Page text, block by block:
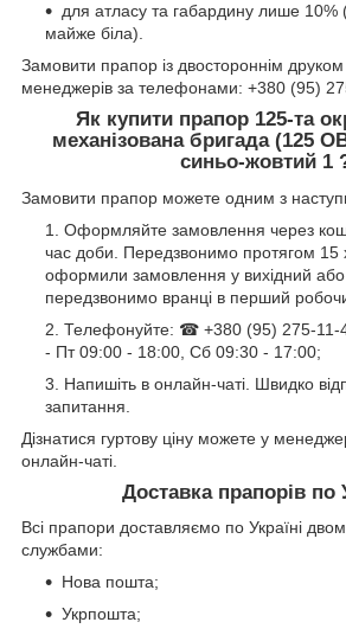
для атласу та габардину лише 10%
майже біла).
Замовити прапор із двостороннім
менеджерів за телефонами: +380 (95)
Як купити прапор 125-та
механізована бригада (125
синьо-жовтий 1
Замовити прапор можете одним з
Оформляйте замовлення через
час доби. Передзвонимо протягом
оформили замовлення у вихідний або
передзвонимо вранці в перший
Телефонуйте: ☎ +380 (95) 275-
- Пт 09:00 - 18:00, Сб 09:30 - 17:00;
Напишіть в онлайн-чаті. Швидко
запитання.
Дізнатися гуртову ціну можете у
онлайн-чаті.
Доставка прапорів по
Всі прапори доставляємо по Україні
службами:
Нова пошта;
Укрпошта;